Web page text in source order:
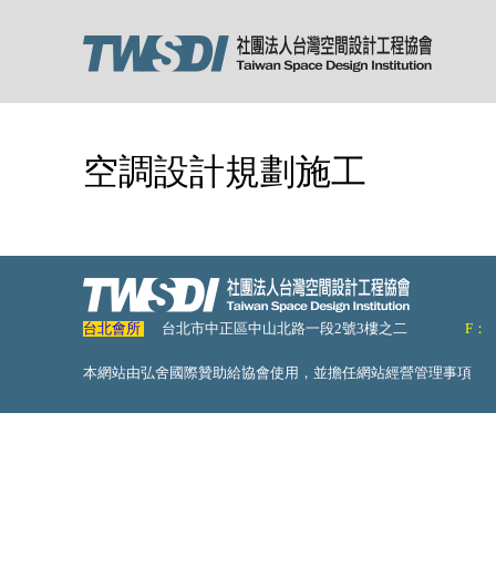
空調設計規劃施工
台北會所 台北市中正區中山北路一段2號3樓之二 F：
本網站由弘舍國際贊助給協會使用，並擔任網站經營管理事項